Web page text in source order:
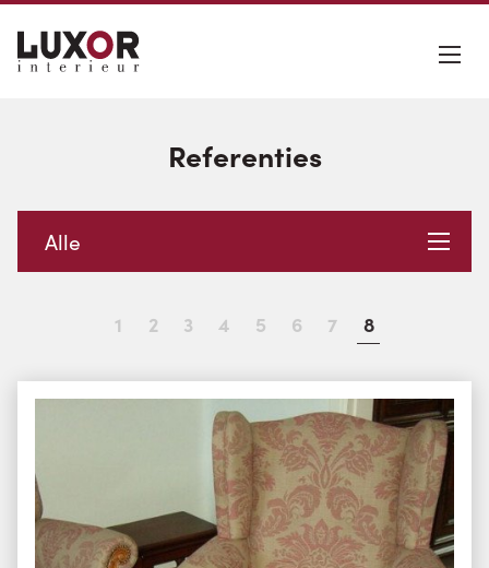
Referenties
Alle
1 2 3 4 5 6 7 8